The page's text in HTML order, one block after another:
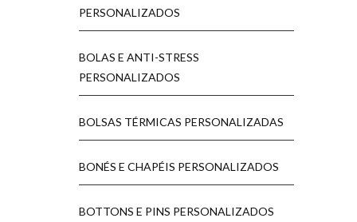
PERSONALIZADOS
BOLAS E ANTI-STRESS
PERSONALIZADOS
BOLSAS TÉRMICAS PERSONALIZADAS
BONÉS E CHAPÉIS PERSONALIZADOS
BOTTONS E PINS PERSONALIZADOS